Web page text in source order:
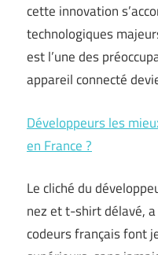
cette innovation
technologiques
est l’une des
appareil connecté
Développeurs les
en France ?
Le cliché du
nez et t-shirt délavé,
codeurs français font